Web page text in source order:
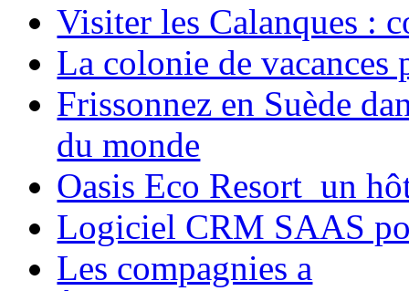
Visiter les Calanques :
La colonie de vacances
Frissonnez en Suède
du monde
Oasis Eco Resort un
Logiciel CRM SAAS
Les compagnies a